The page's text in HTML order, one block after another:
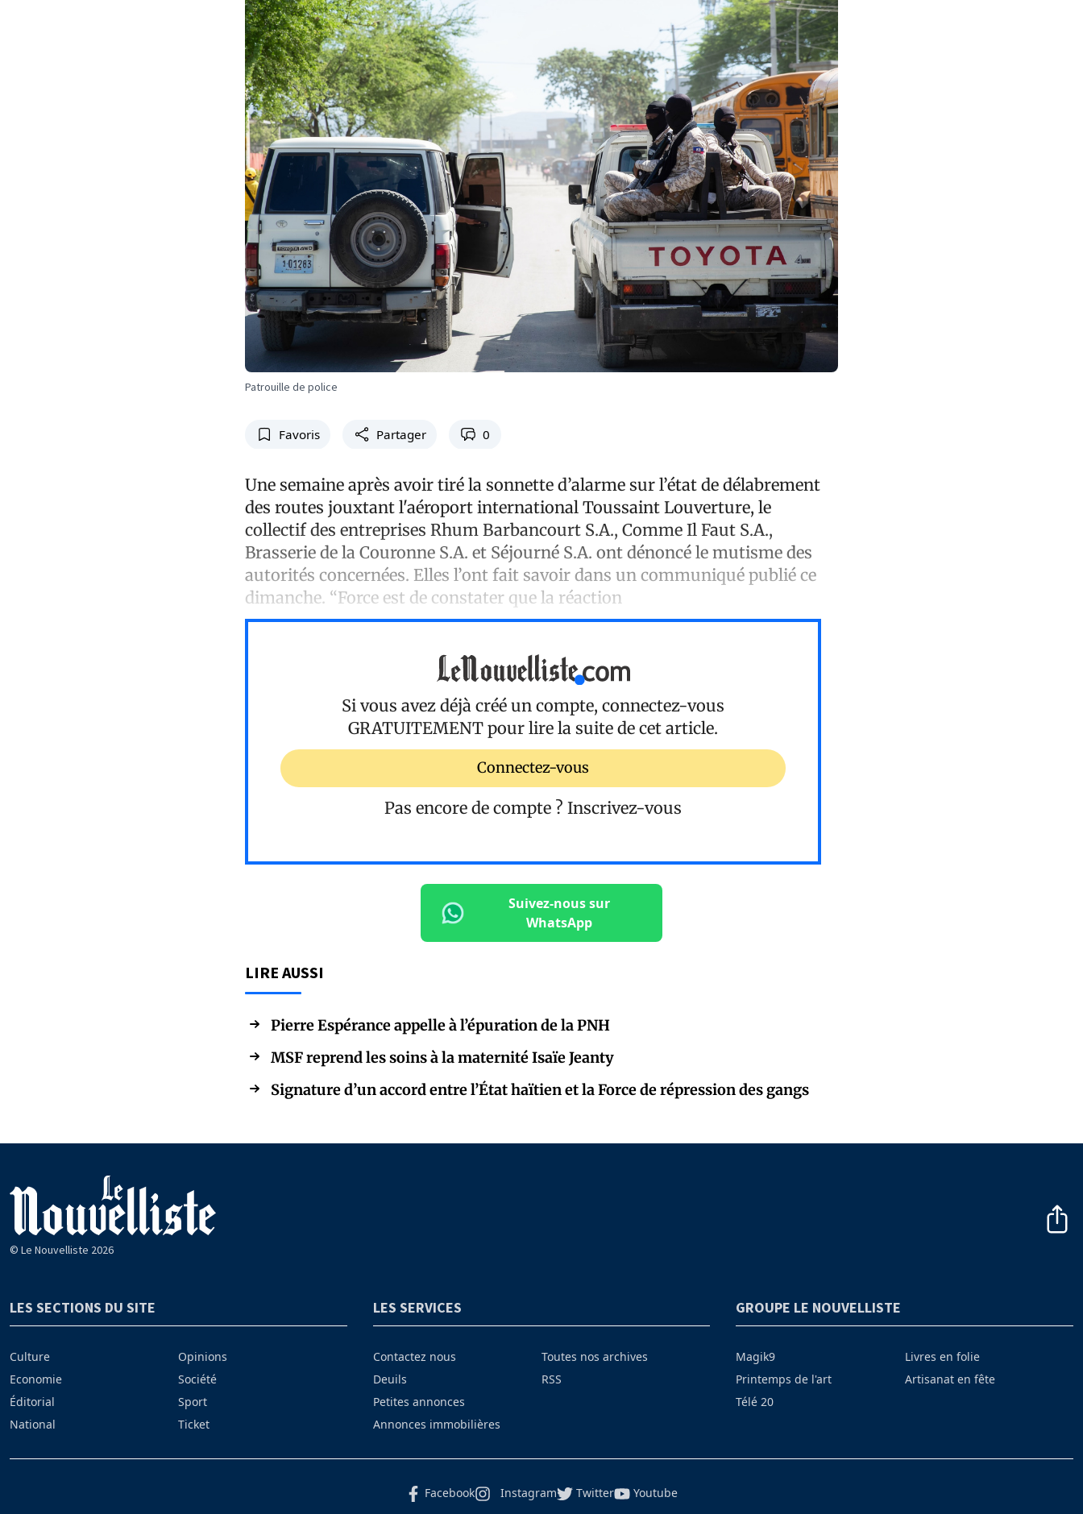
Patrouille de police
Favoris Partager 0
Une semaine après avoir tiré la sonnette d’alarme sur l’état de délabrement
des routes jouxtant l'aéroport international Toussaint Louverture, le
collectif des entreprises Rhum Barbancourt S.A., Comme Il Faut S.A.,
Brasserie de la Couronne S.A. et Séjourné S.A. ont dénoncé le mutisme des
autorités concernées. Elles l’ont fait savoir dans un communiqué publié ce
dimanche. “Force est de constater que la réaction
Si vous avez déjà créé un compte, connectez-vous
GRATUITEMENT pour lire la suite de cet article.
Connectez-vous
Pas encore de compte ? Inscrivez-vous
Suivez-nous sur
WhatsApp
LIRE AUSSI
Pierre Espérance appelle à l’épuration de la PNH
MSF reprend les soins à la maternité Isaïe Jeanty
Signature d’un accord entre l’État haïtien et la Force de répression des gangs
© Le Nouvelliste 2026
LES SECTIONS DU SITE
Culture
Economie
Éditorial
National
Opinions
Société
Sport
Ticket
LES SERVICES
Contactez nous
Deuils
Petites annonces
Annonces immobilières
Toutes nos archives
RSS
GROUPE LE NOUVELLISTE
Magik9
Printemps de l'art
Télé 20
Livres en folie
Artisanat en fête
Facebook Instagram Twitter Youtube